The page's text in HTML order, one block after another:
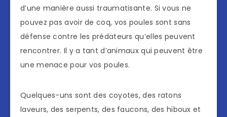
d’une manière aussi traumatisante. Si vous ne
pouvez pas avoir de coq, vos poules sont sans
défense contre les prédateurs qu’elles peuvent
rencontrer. Il y a tant d’animaux qui peuvent être
une menace pour vos poules.
Quelques-uns sont des coyotes, des ratons
laveurs, des serpents, des faucons, des hiboux et